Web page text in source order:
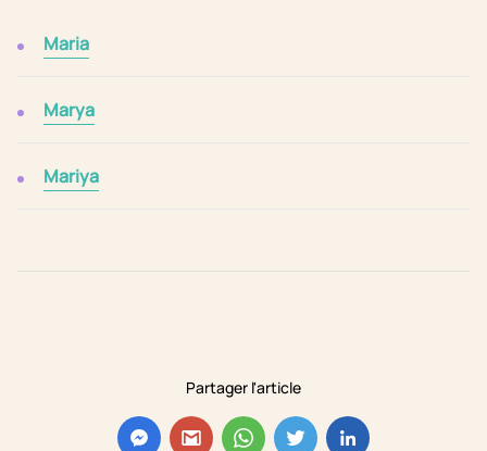
Partager l'article
Maria
Marya
Mariya